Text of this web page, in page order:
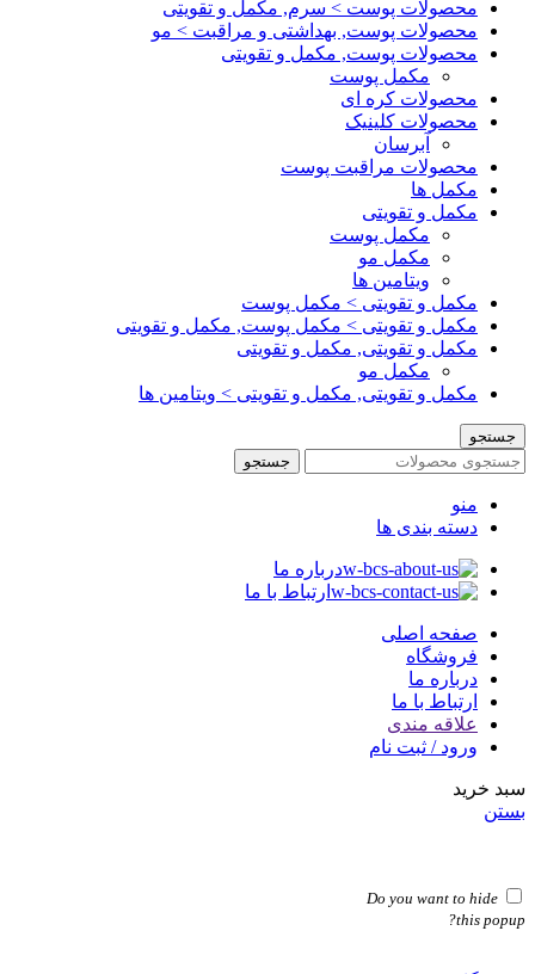
محصولات پوست > سرم, مکمل و تقویتی
محصولات پوست, بهداشتی و مراقبت > مو
محصولات پوست, مکمل و تقویتی
مکمل پوست
محصولات کره ای
محصولات کلینیک
آبرسان
محصولات مراقبت پوست
مکمل ها
مکمل و تقویتی
مکمل پوست
مکمل مو
ویتامین ها
مکمل و تقویتی > مکمل پوست
مکمل و تقویتی > مکمل پوست, مکمل و تقویتی
مکمل و تقویتی, مکمل و تقویتی
مکمل مو
مکمل و تقویتی, مکمل و تقویتی > ویتامین ها
جستجو
جستجو
منو
دسته بندی ها
درباره ما
ارتباط با ما
صفحه اصلی
فروشگاه
درباره ما
ارتباط با ما
علاقه مندی
ورود / ثبت نام
سبد خرید
بستن
Do you want to hide
this popup?